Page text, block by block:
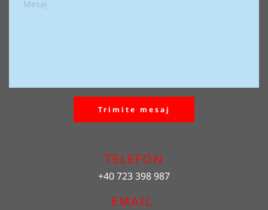
Trimite mesaj
TELEFON
+40 723 398 987
EMAIL